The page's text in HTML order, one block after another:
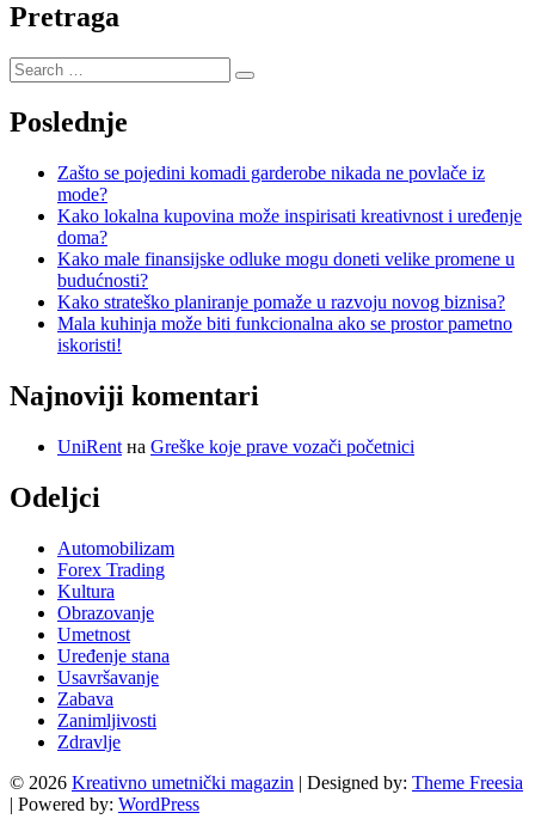
Pretraga
Poslednje
Zašto se pojedini komadi garderobe nikada ne povlače iz
mode?
Kako lokalna kupovina može inspirisati kreativnost i uređenje
doma?
Kako male finansijske odluke mogu doneti velike promene u
budućnosti?
Kako strateško planiranje pomaže u razvoju novog biznisa?
Mala kuhinja može biti funkcionalna ako se prostor pametno
iskoristi!
Najnoviji komentari
UniRent на Greške koje prave vozači početnici
Odeljci
Automobilizam
Forex Trading
Kultura
Obrazovanje
Umetnost
Uređenje stana
Usavršavanje
Zabava
Zanimljivosti
Zdravlje
© 2026 Kreativno umetnički magazin | Designed by: Theme Freesia
| Powered by: WordPress